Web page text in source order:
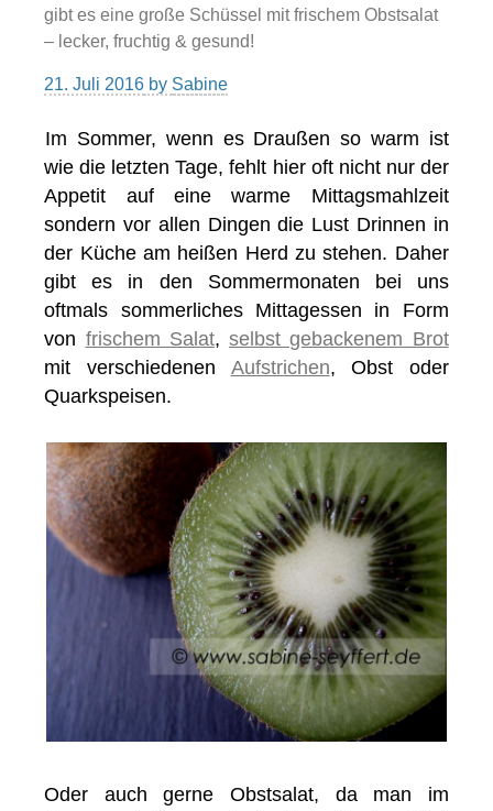
gibt es eine große Schüssel mit frischem Obstsalat
– lecker, fruchtig & gesund!
21. Juli 2016 by Sabine
Im Sommer, wenn es Draußen so warm ist
wie die letzten Tage, fehlt hier oft nicht nur der
Appetit auf eine warme Mittagsmahlzeit
sondern vor allen Dingen die Lust Drinnen in
der Küche am heißen Herd zu stehen. Daher
gibt es in den Sommermonaten bei uns
oftmals sommerliches Mittagessen in Form
von frischem Salat,selbst gebackenem Brot
mit verschiedenen Aufstrichen, Obst oder
Quarkspeisen.
Oder auch gerne Obstsalat, da man im